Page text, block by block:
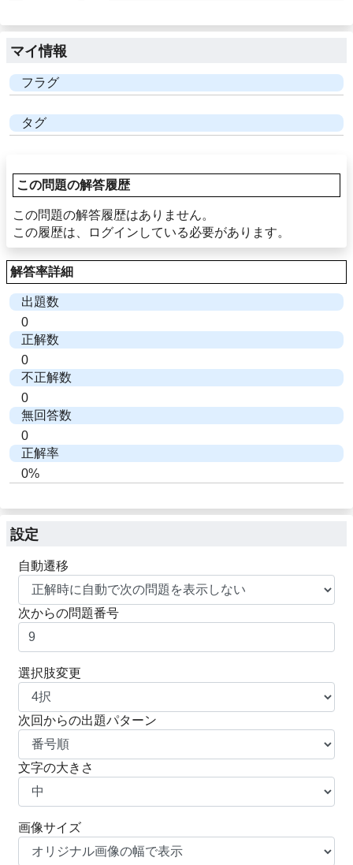
マイ情報
フラグ
タグ
この問題の解答履歴
この問題の解答履歴はありません。
この履歴は、ログインしている必要があります。
解答率詳細
出題数
0
正解数
0
不正解数
0
無回答数
0
正解率
0%
設定
自動遷移
次からの問題番号
選択肢変更
次回からの出題パターン
文字の大きさ
画像サイズ